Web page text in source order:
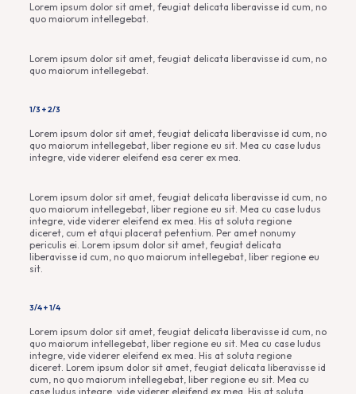
Lorem ipsum dolor sit amet, feugiat delicata liberavisse id cum, no
quo maiorum intellegebat.
Lorem ipsum dolor sit amet, feugiat delicata liberavisse id cum, no
quo maiorum intellegebat.
1/3 + 2/3
Lorem ipsum dolor sit amet, feugiat delicata liberavisse id cum, no
quo maiorum intellegebat, liber regione eu sit. Mea cu case ludus
integre, vide viderer eleifend esa cerer ex mea.
Lorem ipsum dolor sit amet, feugiat delicata liberavisse id cum, no
quo maiorum intellegebat, liber regione eu sit. Mea cu case ludus
integre, vide viderer eleifend ex mea. His at soluta regione
diceret, cum et atqui placerat petentium. Per amet nonumy
periculis ei. Lorem ipsum dolor sit amet, feugiat delicata
liberavisse id cum, no quo maiorum intellegebat, liber regione eu
sit.
3/4 + 1/4
Lorem ipsum dolor sit amet, feugiat delicata liberavisse id cum, no
quo maiorum intellegebat, liber regione eu sit. Mea cu case ludus
integre, vide viderer eleifend ex mea. His at soluta regione
diceret. Lorem ipsum dolor sit amet, feugiat delicata liberavisse id
cum, no quo maiorum intellegebat, liber regione eu sit. Mea cu
case ludus integre, vide viderer eleifend ex mea. His at soluta